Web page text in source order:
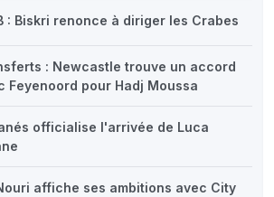
: Biskri renonce à diriger les Crabes
: Newcastle trouve un accord
Feyenoord pour Hadj Moussa
officialise l'arrivée de Luca
affiche ses ambitions avec City